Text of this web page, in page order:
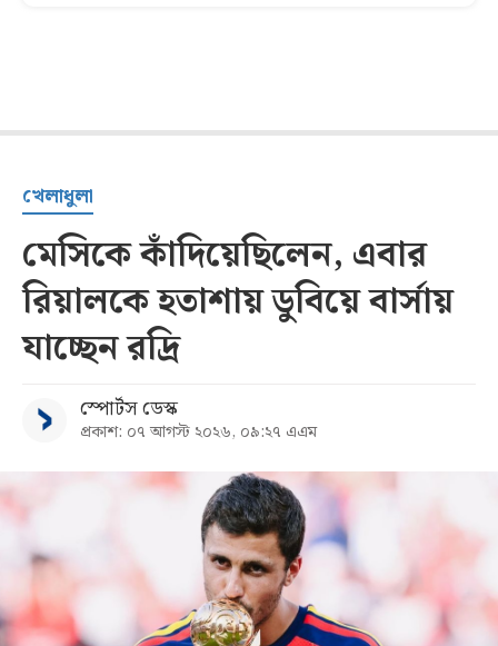
খেলাধুলা
মেসিকে কাঁদিয়েছিলেন, এবার
রিয়ালকে হতাশায় ডুবিয়ে বার্সায়
যাচ্ছেন রদ্রি
স্পোর্টস ডেস্ক
প্রকাশ: ০৭ আগস্ট ২০২৬, ০৯:২৭ এএম